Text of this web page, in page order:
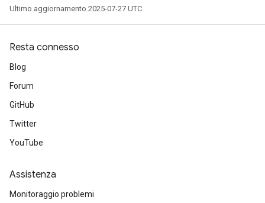
Ultimo aggiornamento 2025-07-27 UTC.
Resta connesso
Blog
Forum
GitHub
Twitter
YouTube
Assistenza
Monitoraggio problemi